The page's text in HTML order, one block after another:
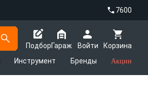
7600
Подбор
Корзина
Гараж
Войти
Инструмент Бренды Акции